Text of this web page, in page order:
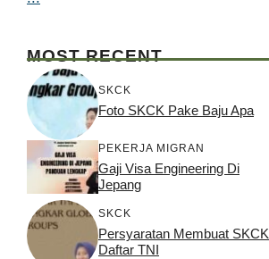
MOST RECENT
SKCK
Foto SKCK Pake Baju Apa
PEKERJA MIGRAN
Gaji Visa Engineering Di
Jepang
SKCK
Persyaratan Membuat SKCK
Daftar TNI